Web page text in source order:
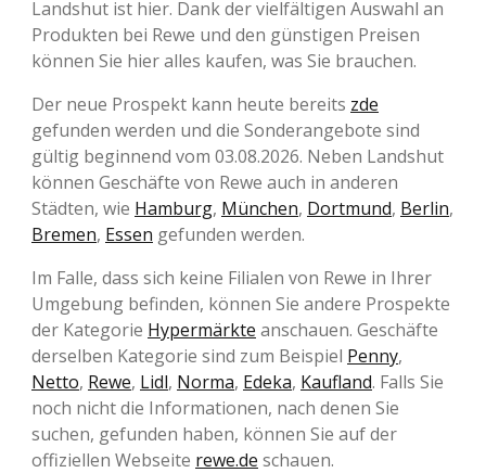
Landshut ist hier. Dank der vielfältigen Auswahl an
Produkten bei Rewe und den günstigen Preisen
können Sie hier alles kaufen, was Sie brauchen.
Der neue Prospekt kann heute bereits zde
gefunden werden und die Sonderangebote sind
gültig beginnend vom 03.08.2026. Neben Landshut
können Geschäfte von Rewe auch in anderen
Städten, wie Hamburg, München, Dortmund, Berlin,
Bremen, Essen gefunden werden.
Im Falle, dass sich keine Filialen von Rewe in Ihrer
Umgebung befinden, können Sie andere Prospekte
der Kategorie Hypermärkte anschauen. Geschäfte
derselben Kategorie sind zum Beispiel Penny,
Netto, Rewe, Lidl, Norma, Edeka, Kaufland. Falls Sie
noch nicht die Informationen, nach denen Sie
suchen, gefunden haben, können Sie auf der
offiziellen Webseite rewe.de schauen.